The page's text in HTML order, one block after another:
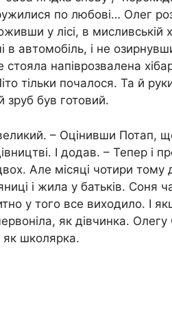
по любові… Олег
у лісі, в мисливській
в автомобіль, і не
напіврозвалена
тільки почалося. Та й
зруб був готовий.
– Оцінивши Потап,
І додав. – Тепер і
Але місяці чотири тому
і жила у батьків. Соня
у того все виходило. І
як дівчинка.
як школярка.